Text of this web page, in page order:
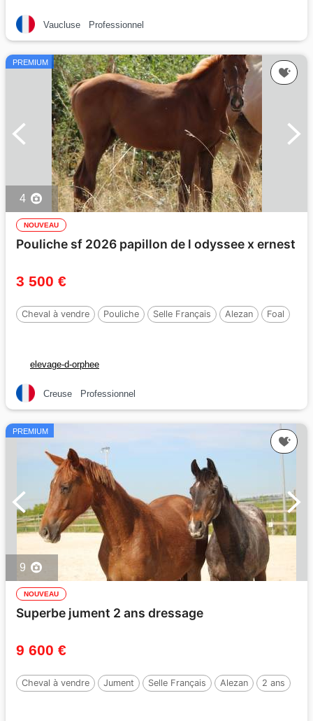
Vaucluse Professionnel
PREMIUM
4
NOUVEAU
Pouliche sf 2026 papillon de l odyssee x ernest
3 500 €
Cheval à vendre Pouliche Selle Français Alezan Foal
elevage-d-orphee
Creuse Professionnel
PREMIUM
9
NOUVEAU
Superbe jument 2 ans dressage
9 600 €
Cheval à vendre Jument Selle Français Alezan 2 ans